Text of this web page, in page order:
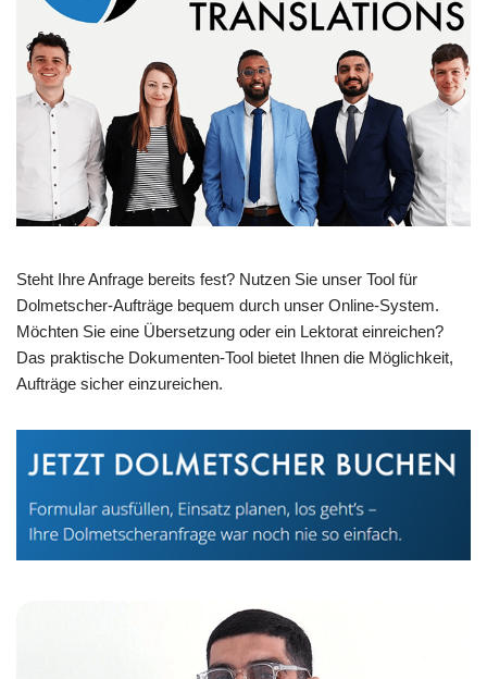
Steht Ihre Anfrage bereits fest? Nutzen Sie unser Tool für
Dolmetscher-Aufträge bequem durch unser Online-System.
Möchten Sie eine Übersetzung oder ein Lektorat einreichen?
Das praktische Dokumenten-Tool bietet Ihnen die Möglichkeit,
Aufträge sicher einzureichen.